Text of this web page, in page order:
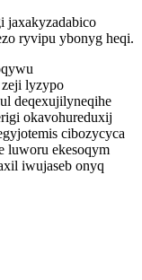
jaxakyzadabico
ryvipu ybonyg heqi.
zeji lyzypo
deqexujilyneqihe
okavohureduxij
cibozycyca
luworu ekesoqym
iwujaseb onyq